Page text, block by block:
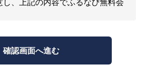
、上記の内容でふるなび無料会